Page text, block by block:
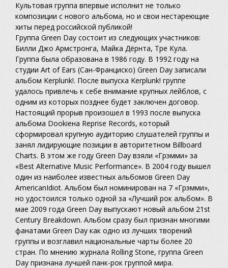
Культовая группа впервые исполнит не только
композиции с нового альбома, но и свои нестареющие
хиты перед российской публикой!
Группа Green Day состоит из следующих участников:
Билли Джо Армстронга, Майка Дёрнта, Тре Кула.
Группа была образована в 1986 году. В 1992 году на
студии Art of Ears (Сан-Франциско) Green Day записали
альбом Kerplunk!. После выпуска Kerplunk! группе
удалось привлечь к себе внимание крупных лейблов, с
одним из которых позднее будет заключен договор.
Настоящий прорыв произошел в 1993 после выпуска
альбома Dookieна Reprise Records, который
сформировал крупную аудиторию слушателей группы и
занял лидирующие позиции в авторитетном Billboard
Charts. В этом же году Green Day взяли «Грэмми» за
«Best Alternative Music Performance». В 2004 году вышел
один из наиболее известных альбомов Green Day
AmericanIdiot. Альбом был номинирован на 7 «Грэмми»,
но удостоился только одной за «Лучший рок альбом». В
мае 2009 года Green Day выпускают новый альбом 21st
Century Breakdown. Альбом сразу был признан многими
фанатами Green Day как одно из лучших творений
группы и возглавил национальные чарты более 20
стран. По мнению журнала Rolling Stone, группа Green
Day признана лучшей панк-рок группой мира.